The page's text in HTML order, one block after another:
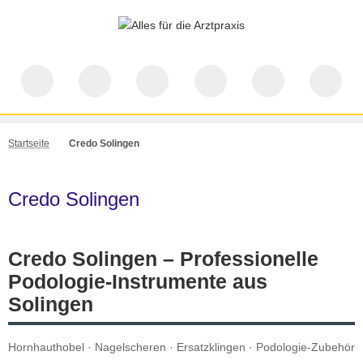
Startseite Credo Solingen
Credo Solingen
Credo Solingen – Professionelle
Podologie-Instrumente aus
Solingen
Hornhauthobel · Nagelscheren · Ersatzklingen · Podologie-Zubehör